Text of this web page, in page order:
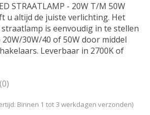
STRAATLAMP - 20W T/M 50W
u altijd de juiste verlichting. Het
is eenvoudig in te stellen
30W/40 of 50W door middel
Leverbaar in 2700K of
dit product is
(0)
Binnen 1 tot 3 werkdagen verzonden)